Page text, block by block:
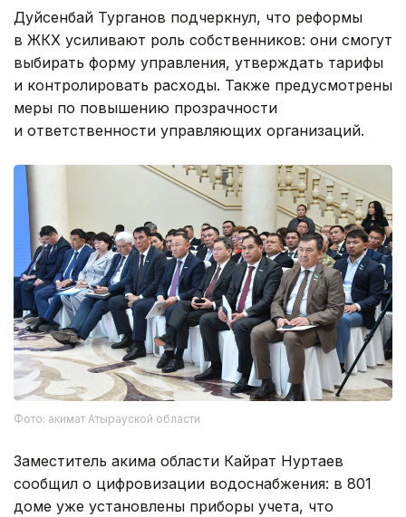
Дуйсенбай Турганов подчеркнул, что реформы
в ЖКХ усиливают роль собственников: они смогут
выбирать форму управления, утверждать тарифы
и контролировать расходы. Также предусмотрены
меры по повышению прозрачности
и ответственности управляющих организаций.
Фото: акимат Атырауской области
Заместитель акима области Кайрат Нуртаев
сообщил о цифровизации водоснабжения: в 801
доме уже установлены приборы учета, что